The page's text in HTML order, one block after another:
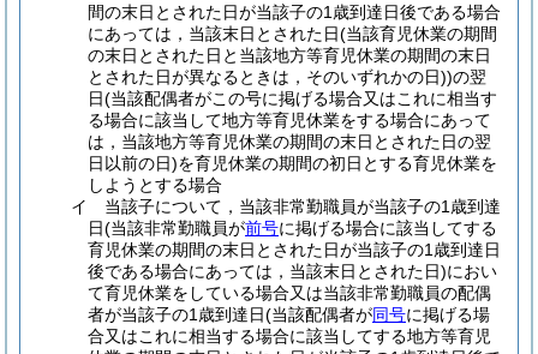
間の末日とされた日が当該子の1歳到達日後である場合
にあっては，当該末日とされた日(当該育児休業の期間
の末日とされた日と当該地方等育児休業の期間の末日
とされた日が異なるときは，そのいずれかの日))の翌
日(当該配偶者がこの号に掲げる場合又はこれに相当す
る場合に該当して地方等育児休業をする場合にあって
は，当該地方等育児休業の期間の末日とされた日の翌
日以前の日)を育児休業の期間の初日とする育児休業を
しようとする場合
イ
当該子について，当該非常勤職員が当該子の1歳到達
日(当該非常勤職員が前号に掲げる場合に該当してする
育児休業の期間の末日とされた日が当該子の1歳到達日
後である場合にあっては，当該末日とされた日)におい
て育児休業をしている場合又は当該非常勤職員の配偶
者が当該子の1歳到達日(当該配偶者が同号に掲げる場
合又はこれに相当する場合に該当してする地方等育児